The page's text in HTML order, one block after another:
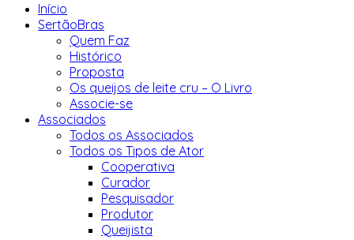
Início
SertãoBras
Quem Faz
Histórico
Proposta
Os queijos de leite cru – O Livro
Associe-se
Associados
Todos os Associados
Todos os Tipos de Ator
Cooperativa
Curador
Pesquisador
Produtor
Queijista